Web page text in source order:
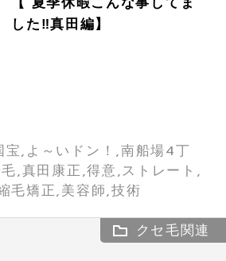
した‼️真田編】
宝,よ～いドン！,南船場4丁
,真田康正,得意,ストレート,
毛矯正,美容師,技術
クセ毛関連